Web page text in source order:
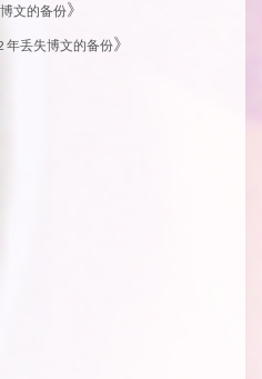
文的备份》
年丢失博文的备份》